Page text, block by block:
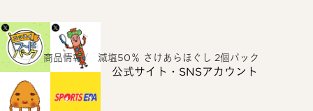
公式サイト・SNSアカウント
ホーム 商品情報 減塩50％ さけあらほぐし 2個パック